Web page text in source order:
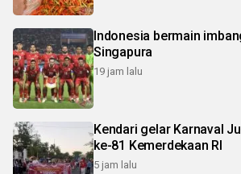
Indonesia bermain
Singapura
19 jam lalu
Kendari gelar Karnaval
ke-81 Kemerdekaan RI
5 jam lalu